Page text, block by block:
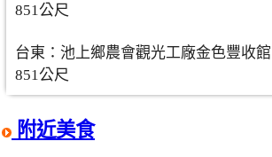
851公尺
台東：池上鄉農會觀光工廠金色豐收館
851公尺
附近美食